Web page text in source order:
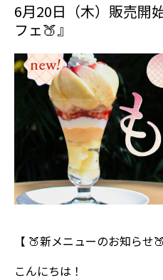
6月20日（木）販売開
フェ🍑』
【 🍑新メニューのお知らせ🍑
こんにちは！